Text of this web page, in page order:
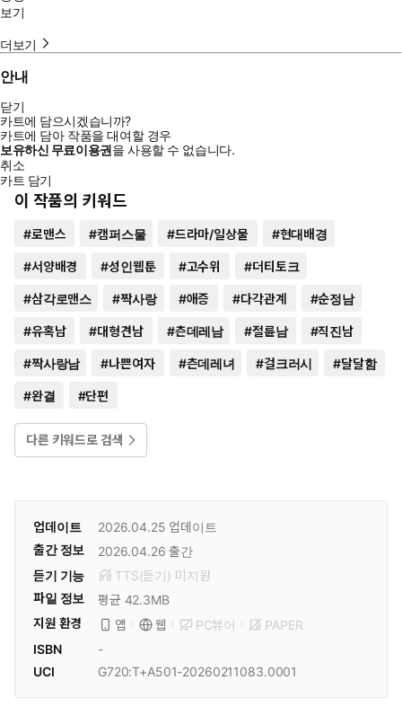
보기
더보기
안내
닫기
카트에 담으시겠습니까?
카트에 담아 작품을 대여할 경우
보유하신 무료이용권을 사용할 수 없습니다.
취소
카트 담기
이 작품의 키워드
#로맨스 #캠퍼스물 #드라마/일상물 #현대배경
#서양배경 #성인웹툰 #고수위 #더티토크
#삼각로맨스 #짝사랑 #애증 #다각관계 #순정남
#유혹남 #대형견남 #츤데레남 #절륜남 #직진남
#짝사랑남 #나쁜여자 #츤데레녀 #걸크러시 #달달함
#완결 #단편
다른 키워드로 검색
업데이트 2026.04.25 업데이트
출간 정보
2026.04.26 출간
듣기 기능
TTS(듣기) 미 지원
파일 정보
평균 42.3MB
지원 환경
앱 웹 PC뷰어
PAPER
ISBN
-
UCI
G720:T+A501-20260211083.0001